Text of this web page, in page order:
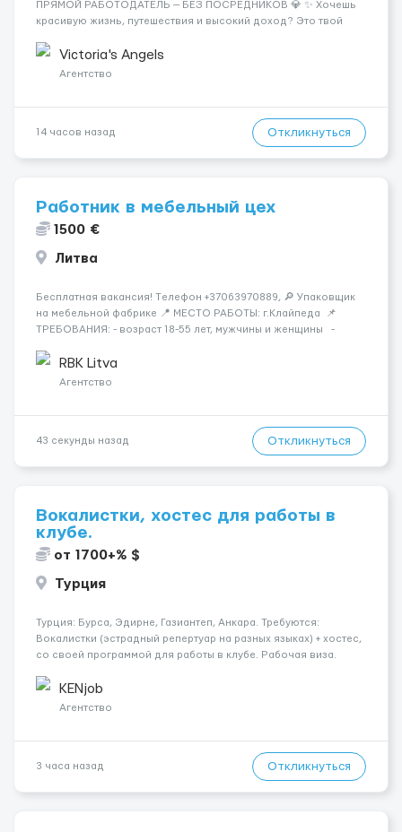
ПРЯМОЙ РАБОТОДАТЕЛЬ — БЕЗ ПОСРЕДНИКОВ 💎 ✨ Хочешь
красивую жизнь, путешествия и высокий доход? Это твой
Опытная команда с годами практики — Стабильный поток
клиентов (без ...
Victoria's Angels
Агентство
14 часов назад Откликнуться
Работник в мебельный цех
1500 €
Литва
Бесплатная вакансия! Tелефон +37063970889, 🔎 Упаковщик
на мебельной фабрике 📍 МЕСТО РАБОТЫ: г.Клайпеда 📌
ТРЕБОВАНИЯ: - возраст 18-55 лет, мужчины и женщины -
час нетто 📃 ОБЯЗАННОСТИ: - с...
RBK Litva
Агентство
43 секунды назад Откликнуться
Вокалистки, хостес для работы в
клубе.
от 1700+% $
Турция
Турция: Бурса, Эдирне, Газиантеп, Анкара. Требуются:
Вокалистки (эстрадный репертуар на разных языках) + хостеc,
со своей программой для работы в клубе. Рабочая виза.
одного до трех месяцев. Мед. страховка. Высокая зарплат...
KENjob
Агентство
3 часа назад Откликнуться